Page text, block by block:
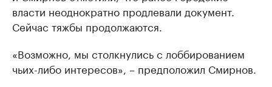
власти неоднократно продлевали документ.
Сейчас тяжбы продолжаются.
«Возможно, мы столкнулись с лоббированием
чьих-либо интересов», – предположил Смирнов.